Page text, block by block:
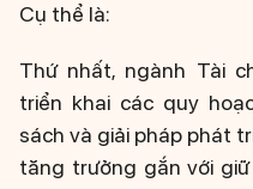
Cụ thể là:
Thứ nhất, ngành Tài
triển khai các quy
sách và giải pháp phát
tăng trưởng gắn với